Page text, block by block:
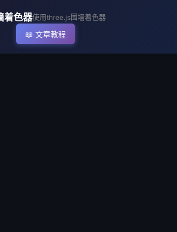
着色器使用three.js围墙着色器
📖 文章教程
▶ 执行代码